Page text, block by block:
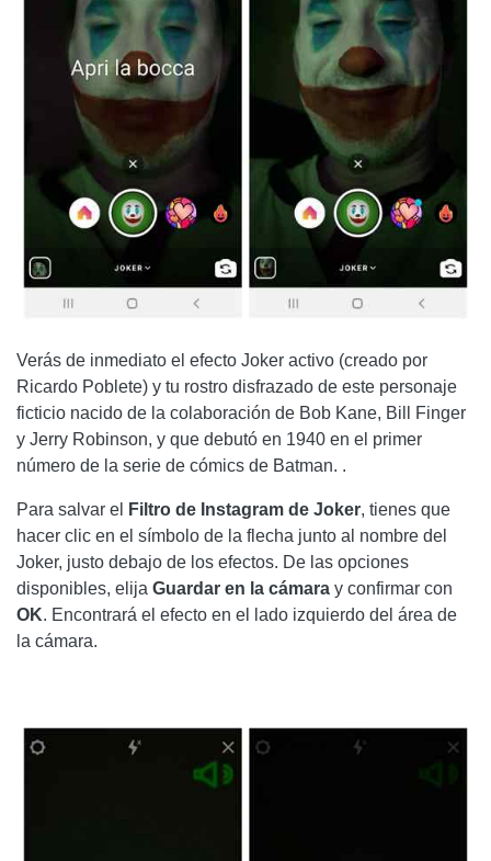
Verás de inmediato el efecto Joker activo (creado por
Ricardo Poblete) y tu rostro disfrazado de este personaje
ficticio nacido de la colaboración de Bob Kane, Bill Finger
y Jerry Robinson, y que debutó en 1940 en el primer
número de la serie de cómics de Batman. .
Para salvar el Filtro de Instagram de Joker, tienes que
hacer clic en el símbolo de la flecha junto al nombre del
Joker, justo debajo de los efectos. De las opciones
disponibles, elija Guardar en la cámara y confirmar con
OK. Encontrará el efecto en el lado izquierdo del área de
la cámara.